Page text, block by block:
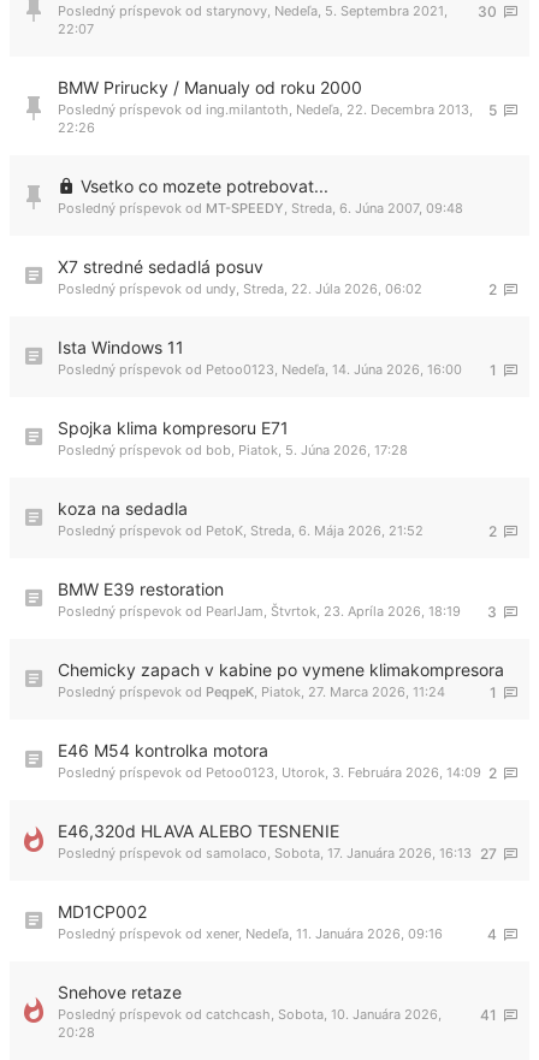
30
Posledný príspevok od starynovy Nedeľa, 5. Septembra 2021,
22:07
BMW Prirucky / Manualy od roku 2000
5
Posledný príspevok od ing.milantoth Nedeľa, 22. Decembra 2013,
22:26
Vsetko co mozete potrebovat...
Posledný príspevok od MT-SPEEDY Streda, 6. Júna 2007, 09:48
X7 stredné sedadlá posuv
2
Posledný príspevok od undy Streda, 22. Júla 2026, 06:02
Ista Windows 11
1
Posledný príspevok od Petoo0123 Nedeľa, 14. Júna 2026, 16:00
Spojka klima kompresoru E71
Posledný príspevok od bob Piatok, 5. Júna 2026, 17:28
koza na sedadla
2
Posledný príspevok od PetoK Streda, 6. Mája 2026, 21:52
BMW E39 restoration
3
Posledný príspevok od PearlJam Štvrtok, 23. Apríla 2026, 18:19
Chemicky zapach v kabine po vymene klimakompresora
1
Posledný príspevok od PeqpeK Piatok, 27. Marca 2026, 11:24
E46 M54 kontrolka motora
2
Posledný príspevok od Petoo0123 Utorok, 3. Februára 2026, 14:09
E46,320d HLAVA ALEBO TESNENIE
27
Posledný príspevok od samolaco Sobota, 17. Januára 2026, 16:13
MD1CP002
4
Posledný príspevok od xener, Nedeľa, 11. Januára 2026, 09:16
Snehove retaze
41
Posledný príspevok od catchcash Sobota, 10. Januára 2026,
20:28